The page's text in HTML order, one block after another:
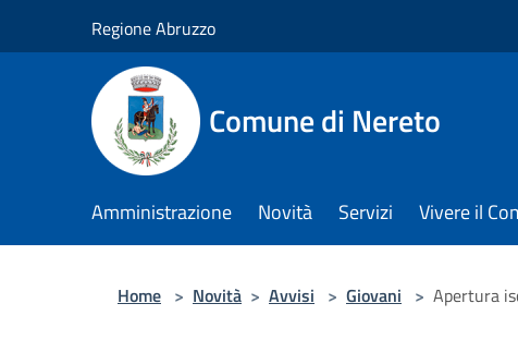
Regione Abruzzo
Comune di Nereto
Amministrazione Novità Servizi Vivere il
Home > Novità > Avvisi > Giovani > Apertura